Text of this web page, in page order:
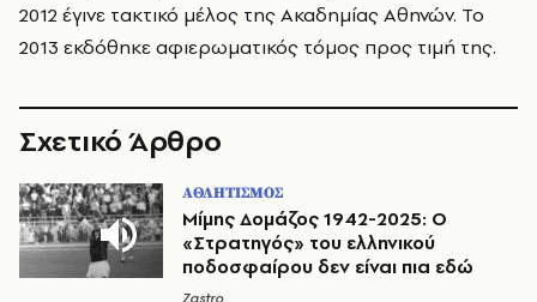
2012 έγινε τακτικό μέλος της Ακαδημίας Αθηνών. Το
2013 εκδόθηκε αφιερωματικός τόμος προς τιμή της.
Σχετικό Άρθρο
ΑΘΛΗΤΙΣΜΟΣ
Μίμης Δομάζος 1942-2025: Ο
«Στρατηγός» του ελληνικού
ποδοσφαίρου δεν είναι πια εδώ